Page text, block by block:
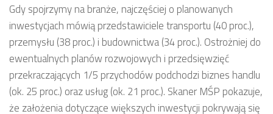
Gdy spojrzymy na branże, najczęściej o planowanych
inwestycjach mówią przedstawiciele transportu (40 proc.),
przemysłu (38 proc.) i budownictwa (34 proc.). Ostrożniej do
ewentualnych planów rozwojowych i przedsięwzięć
przekraczających 1/5 przychodów podchodzi biznes handlu
(ok. 25 proc.) oraz usług (ok. 21 proc.). Skaner MŚP pokazuje,
że założenia dotyczące większych inwestycji pokrywają się